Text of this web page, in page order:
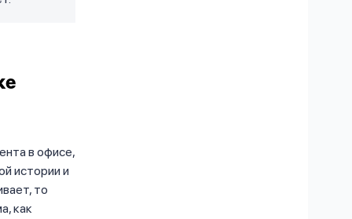
в офисе,
истории и
то
как